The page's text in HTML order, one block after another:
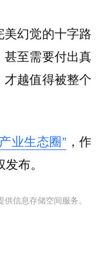
幻觉的十字路
至需要付出真
越值得被整个
业生态圈” ，作
布。
信息存储空间服务。